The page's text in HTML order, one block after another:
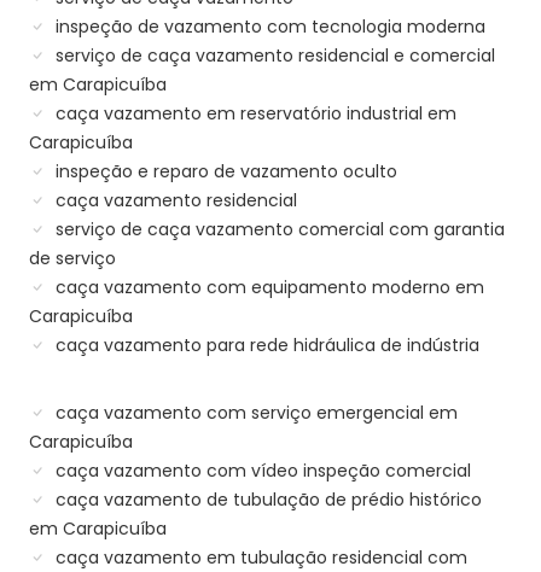
inspeção de vazamento com tecnologia moderna
serviço de caça vazamento residencial e comercial
em Carapicuíba
caça vazamento em reservatório industrial em
Carapicuíba
inspeção e reparo de vazamento oculto
caça vazamento residencial
serviço de caça vazamento comercial com garantia
de serviço
caça vazamento com equipamento moderno em
Carapicuíba
caça vazamento para rede hidráulica de indústria
caça vazamento com serviço emergencial em
Carapicuíba
caça vazamento com vídeo inspeção comercial
caça vazamento de tubulação de prédio histórico
em Carapicuíba
caça vazamento em tubulação residencial com